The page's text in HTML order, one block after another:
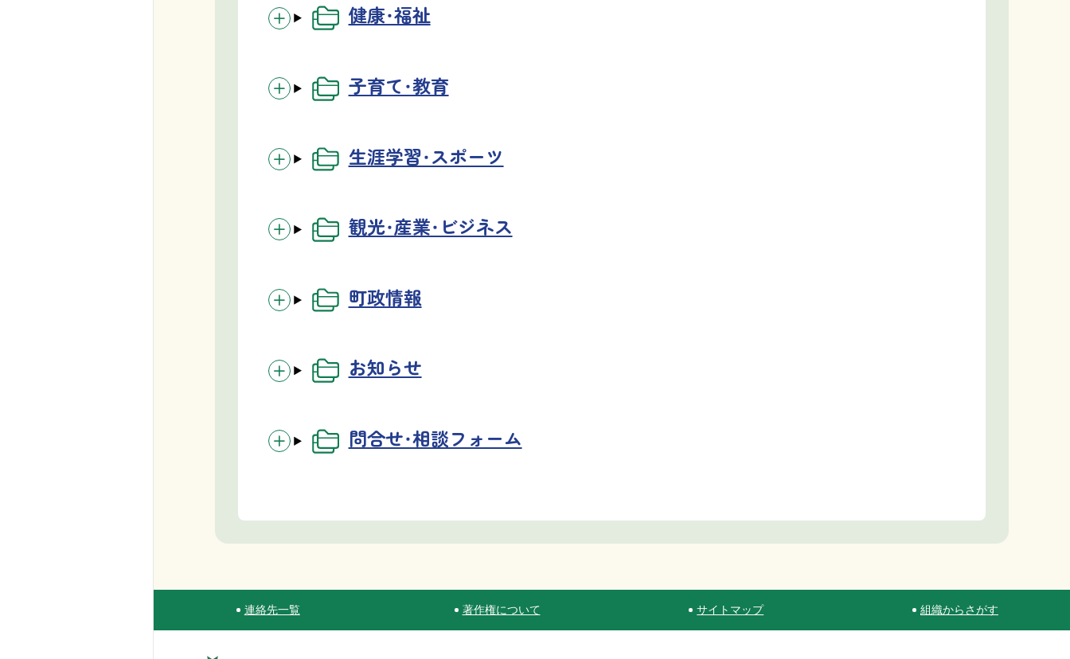
健康・福祉
子育て・教育
生涯学習・スポーツ
観光・産業・ビジネス
町政情報
お知らせ
問合せ・相談フォーム
Site Navigation
連絡先一覧 著作権について サイトマップ 組織からさがす